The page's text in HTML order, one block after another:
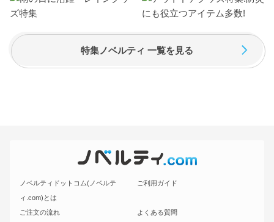
特集ノベルティ 一覧を見る
ノベルティドットコム(ノベルテ
ィ.com)とは
ご利用ガイド
ご注文の流れ
よくある質問